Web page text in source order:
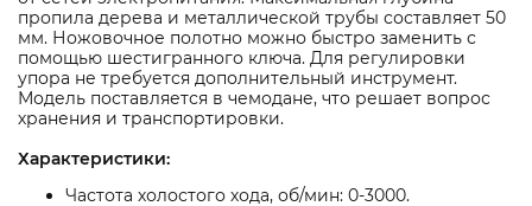
пропила дерева и металлической трубы составляет 50
мм. Ножовочное полотно можно быстро заменить с
помощью шестигранного ключа. Для регулировки
упора не требуется дополнительный инструмент.
Модель поставляется в чемодане, что решает вопрос
хранения и транспортировки.
Характеристики:
Частота холостого хода, об/мин: 0-3000.